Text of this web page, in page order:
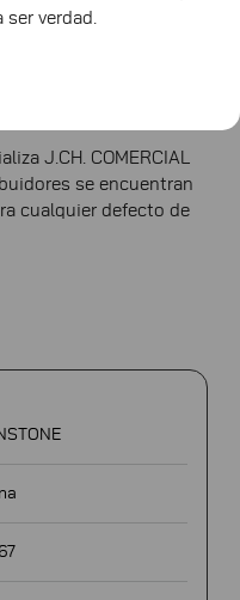
verdad.
J.CH. COMERCIAL
se encuentran
cualquier defecto de